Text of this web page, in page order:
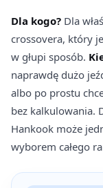
Dla kogo? Dla
crossovera, który
w głupi sposób.
naprawdę dużo
albo po prostu
bez kalkulowania.
Hankook może
wyborem całego